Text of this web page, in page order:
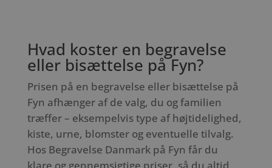
Hvad koster en begravelse
eller bisættelse på Fyn?
Prisen på en begravelse eller bisættelse på
Fyn afhænger af de valg, du og familien
træffer – eksempelvis type af højtidelighed,
kiste, urne, blomster og eventuelle tilvalg.
Hos Begravelse Danmark på Fyn får du
klare og gennemsigtige priser, så du altid